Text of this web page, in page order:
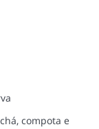
compota e